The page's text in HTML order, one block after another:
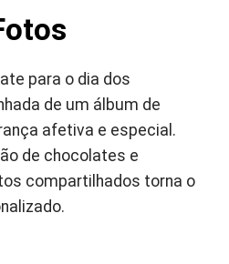
para o dia dos
de um álbum de
afetiva e especial.
de chocolates e
compartilhados torna o